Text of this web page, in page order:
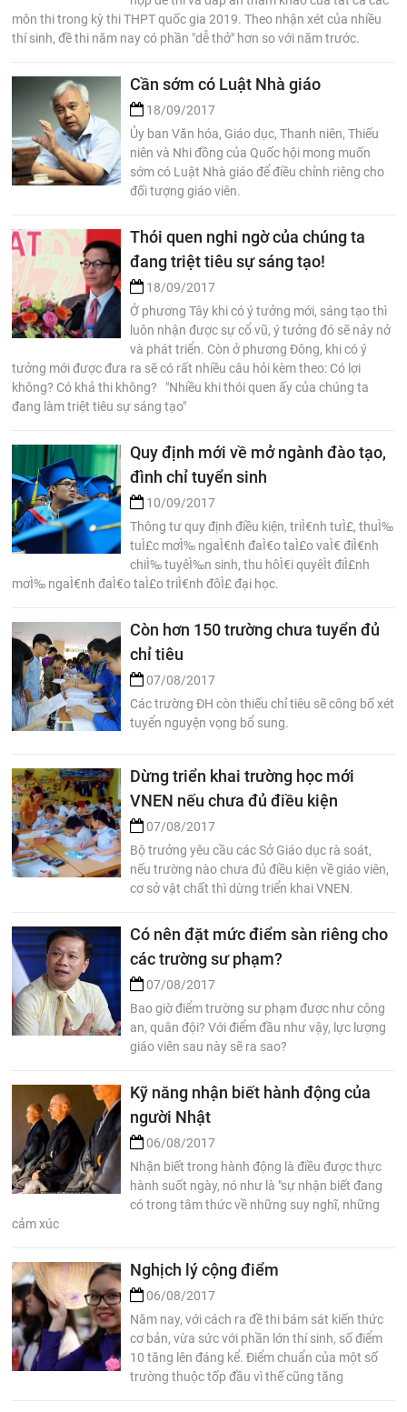
môn thi trong kỳ thi THPT quốc gia 2019. Theo nhận xét của nhiều
thí sinh, đề thi năm nay có phần "dễ thở" hơn so với năm trước.
Cần sớm có Luật Nhà giáo
18/09/2017
Ủy ban Văn hóa, Giáo dục, Thanh niên, Thiếu
niên và Nhi đồng của Quốc hội mong muốn
sớm có Luật Nhà giáo để điều chỉnh riêng cho
đối tượng giáo viên.
Thói quen nghi ngờ của chúng ta
đang triệt tiêu sự sáng tạo!
18/09/2017
Ở phương Tây khi có ý tưởng mới, sáng tạo thì
luôn nhận được sự cổ vũ, ý tưởng đó sẽ nảy nở
và phát triển. Còn ở phương Đông, khi có ý
tưởng mới được đưa ra sẽ có rất nhiều câu hỏi kèm theo: Có lợi
không? Có khả thi không? "Nhiều khi thói quen ấy của chúng ta
đang làm triệt tiêu sự sáng tạo"
Quy định mới về mở ngành đào tạo,
đình chỉ tuyển sinh
10/09/2017
Thông tư quy định điều kiện, triÌ€nh tưÌ£, thuÌ‰
tuÌ£c mơÌ‰ ngaÌ€nh đaÌ€o taÌ£o vaÌ€ điÌ€nh
chiÌ‰ tuyêÌ‰n sinh, thu hôÌ€i quyêÌt điÌ£nh
mơÌ‰ ngaÌ€nh đaÌ€o taÌ£o triÌ€nh đôÌ£ đại học.
Còn hơn 150 trường chưa tuyển đủ
chỉ tiêu
07/08/2017
Các trường ĐH còn thiếu chỉ tiêu sẽ công bố xét
tuyển nguyện vọng bổ sung.
Dừng triển khai trường học mới
VNEN nếu chưa đủ điều kiện
07/08/2017
Bộ trưởng yêu cầu các Sở Giáo dục rà soát,
nếu trường nào chưa đủ điều kiện về giáo viên,
cơ sở vật chất thì dừng triển khai VNEN.
Có nên đặt mức điểm sàn riêng cho
các trường sư phạm?
07/08/2017
Bao giờ điểm trường sư phạm được như công
an, quân đội? Với điểm đầu như vậy, lực lượng
giáo viên sau này sẽ ra sao?
Kỹ năng nhận biết hành động của
người Nhật
06/08/2017
Nhận biết trong hành động là điều được thực
hành suốt ngày, nó như là "sự nhận biết đang
có trong tâm thức về những suy nghĩ, những
cảm xúc
Nghịch lý cộng điểm
06/08/2017
Năm nay, với cách ra đề thi bám sát kiến thức
cơ bản, vừa sức với phần lớn thí sinh, số điểm
10 tăng lên đáng kể. Điểm chuẩn của một số
trường thuộc tốp đầu vì thế cũng tăng